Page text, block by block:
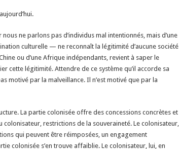
ne parlons pas d’individus mal intentionnés, mais d’une
culturelle — ne reconnaît la légitimité d’aucune société
ou d’une Afrique indépendants, revient à saper le
cette légitimité. Attendre de ce système qu’il accorde sa
motivé par la malveillance. Il n’est motivé que par la
La partie colonisée offre des concessions concrètes et
restrictions de la souveraineté. Le colonisateur,
qui peuvent être réimposées, un engagement
colonisée s’en trouve affaiblie. Le colonisateur, lui, en